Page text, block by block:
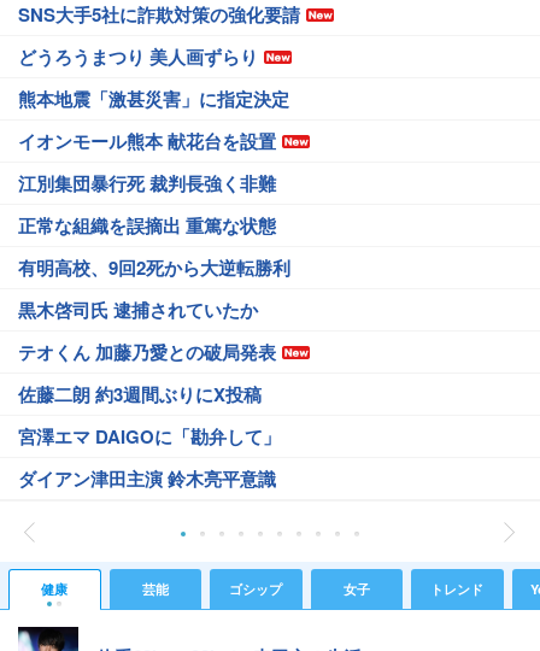
SNS大手5社に詐欺対策の強化要請
どうろうまつり 美人画ずらり
熊本地震「激甚災害」に指定決定
イオンモール熊本 献花台を設置
江別集団暴行死 裁判長強く非難
正常な組織を誤摘出 重篤な状態
有明高校、9回2死から大逆転勝利
黒木啓司氏 逮捕されていたか
テオくん 加藤乃愛との破局発表
佐藤二朗 約3週間ぶりにX投稿
宮澤エマ DAIGOに「勘弁して」
ダイアン津田主演 鈴木亮平意識
健康 芸能 ゴシップ 女子 トレンド